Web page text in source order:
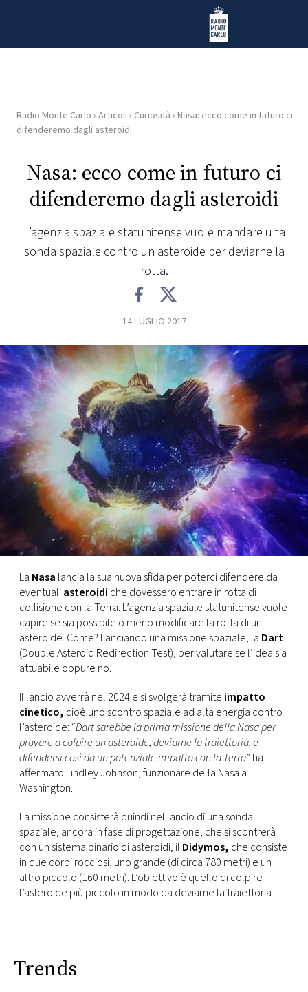
Radio Monte Carlo
HOME
RADIO
WEB
PLAYLIST
CONCORSI
EVENTI
VIDEO
PRINCIPATO
DI
RMC
CONSIGLIA
Radio Monte Carlo › Articoli › Curiosità › Nasa: ecco come in futuro ci
difenderemo dagli asteroidi
Nasa: ecco come in futuro ci
difenderemo dagli asteroidi
L’agenzia spaziale statunitense vuole mandare una
sonda spaziale contro un asteroide per deviarne la
rotta.
14 LUGLIO 2017
La Nasa lancia la sua nuova sfida per poterci difendere da
eventualiasteroidi che dovessero entrare in rotta di
collisione con la Terra. L’agenzia spaziale statunitense vuole
capire se sia possibile o meno modificare la rotta di un
asteroide. Come? Lanciando una missione spaziale, la Dart
(Double Asteroid Redirection Test), per valutare se l’idea sia
attuabile oppure no.
Il lancio avverrà nel 2024 e si svolgerà tramite impatto
cinetico, cioè uno scontro spaziale ad alta energia contro
l’asteroide: “Dart sarebbe la prima missione della Nasa per
provare a colpire un asteroide, deviarne la traiettoria, e
difendersi così da un potenziale impatto con la Terra” ha
affermato Lindley Johnson, funzionare della Nasa a
Washington.
La missione consisterà quindi nel lancio di una sonda
spaziale, ancora in fase di progettazione, che si scontrerà
con un sistema binario di asteroidi, il Didymos, che consiste
in due corpi rocciosi, uno grande (di circa 780 metri) e un
altro piccolo (160 metri). L’obiettivo è quello di colpire
l’asteroide più piccolo in modo da deviarne la traiettoria.
Trends